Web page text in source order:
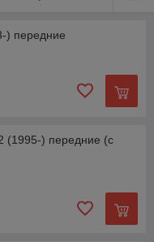
) передние
(1995-) передние (с